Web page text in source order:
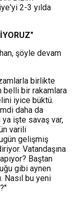
2-3 yılda
şöyle devam
birlikte
belli bir rakamlara
iyice büktü.
daha da
ya işte savaş var,
varili
gelişmiş
Vatandaşına
Baştan
gibi aynen
Nasıl bu yeni